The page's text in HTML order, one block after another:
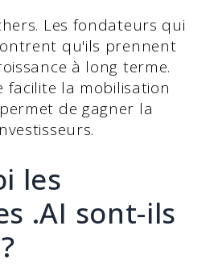
Les fondateurs qui
qu'ils prennent
à long terme.
facilite la mobilisation
de gagner la
les
.AI sont-ils